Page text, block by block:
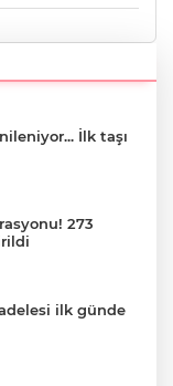
İlk taşı
273
ilk günde